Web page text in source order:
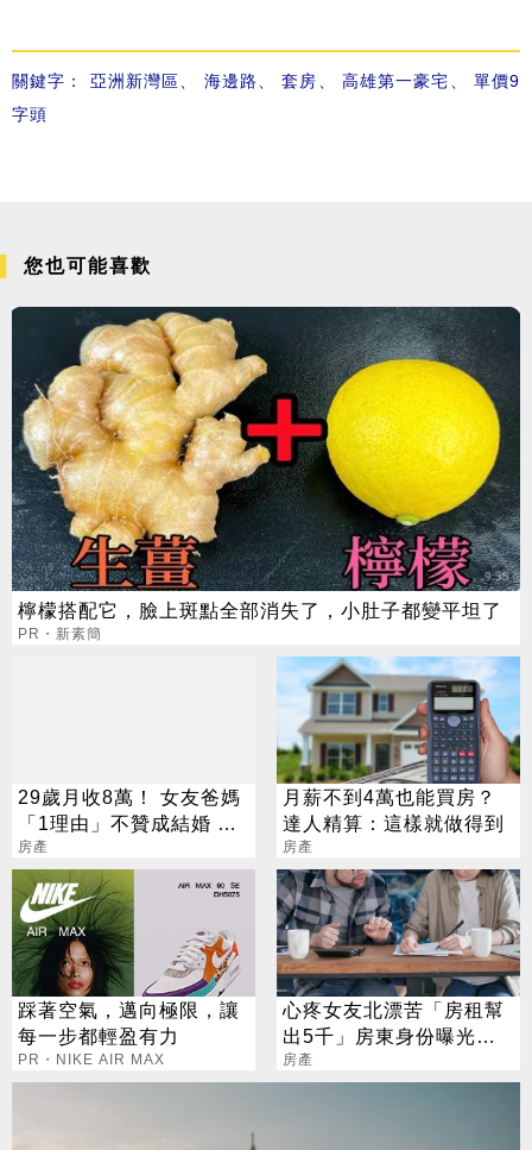
關鍵字： 亞洲新灣區 海邊路 、套房 高雄第一豪宅
單價9
字頭
您也可能喜歡
檸檬搭配它，臉上斑點全部消失了，小肚子都變平坦了
PR・新素簡
29歲月收8萬！ 女友爸媽
「1理由」不贊成結婚 網
挺家長：現實很殘酷
房產
月薪不到4萬也能買房？
達人精算：這樣就做得到
房產
踩著空氣，邁向極限，讓
每一步都輕盈有力
PR・NIKE AIR MAX
心疼女友北漂苦「房租幫
出5千」房東身份曝光他
傻眼：什麼心態
房產